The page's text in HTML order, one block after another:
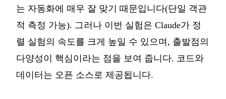
는 자동화에 매우 잘 맞기 때문입니다(단일 객관
적 측정 가능). 그러나 이번 실험은 Claude가 정
렬 실험의 속도를 크게 높일 수 있으며, 출발점의
다양성이 핵심이라는 점을 보여 줍니다. 코드와
데이터는 오픈 소스로 제공됩니다.